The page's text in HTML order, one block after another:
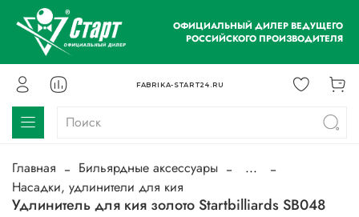
ОФИЦИАЛЬНЫЙ ДИЛЕР ВЕДУЩЕГО
РОССИЙСКОГО ПРОИЗВОДИТЕЛЯ
FABRIKA-START24.RU
Главная Бильярдные аксессуары
...
Насадки, удлинители для кия
Удлинитель для кия золото Startbilliards SB048